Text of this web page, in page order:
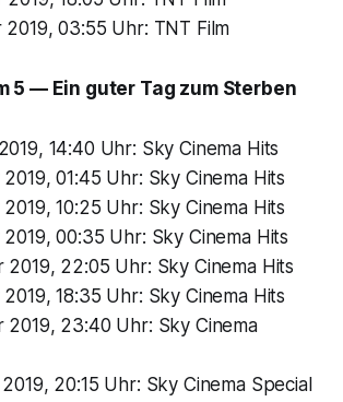
2019, 03:55 Uhr: TNT Film
5 — Ein guter Tag zum Sterben
14:40 Uhr: Sky Cinema Hits
01:45 Uhr: Sky Cinema Hits
10:25 Uhr: Sky Cinema Hits
00:35 Uhr: Sky Cinema Hits
2019, 22:05 Uhr: Sky Cinema Hits
18:35 Uhr: Sky Cinema Hits
2019, 23:40 Uhr: Sky Cinema
20:15 Uhr: Sky Cinema Special